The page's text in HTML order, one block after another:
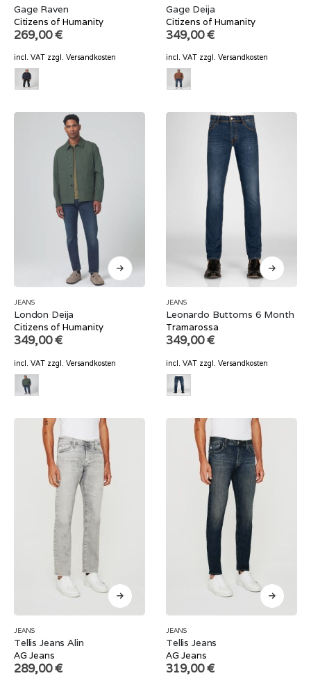
Gage Raven
Citizens of Humanity
269,00€
incl. VAT zzgl. Versandkosten
Gage Deija
Citizens of Humanity
349,00€
incl. VAT zzgl. Versandkosten
JEANS
London Deija
Citizens of Humanity
349,00€
incl. VAT zzgl. Versandkosten
JEANS
Leonardo Buttoms 6 Month
Tramarossa
349,00€
incl. VAT zzgl. Versandkosten
JEANS
Tellis Jeans Alin
AG Jeans
289,00€
JEANS
Tellis Jeans
AG Jeans
319,00€